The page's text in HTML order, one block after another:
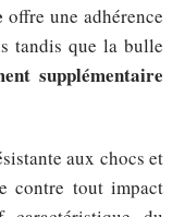
offre une adhérence
tandis que la bulle
supplémentaire
aux chocs et
contre tout impact